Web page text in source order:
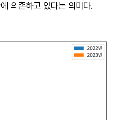
의존하고 있다는 의미다.